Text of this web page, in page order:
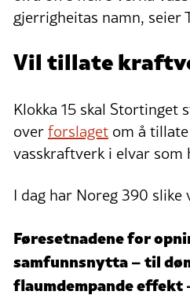
gjerrigheitas namn, seier
Vil tillate
Klokka 15 skal Stortinget
overforslaget om å
vasskraftverk i elvar som
I dag har Noreg 390 slike
Føresetnadene for
samfunnsnytta – til
flaumdempande